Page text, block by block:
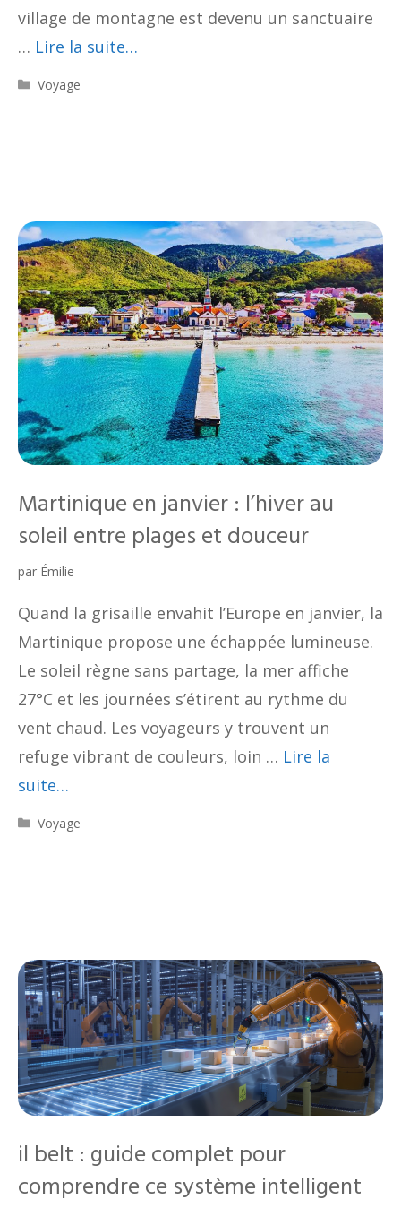
village de montagne est devenu un sanctuaire
… Lire la suite…
Catégories
Voyage
Martinique en janvier : l’hiver au
soleil entre plages et douceur
par Émilie
Quand la grisaille envahit l’Europe en janvier, la
Martinique propose une échappée lumineuse.
Le soleil règne sans partage, la mer affiche
27°C et les journées s’étirent au rythme du
vent chaud. Les voyageurs y trouvent un
refuge vibrant de couleurs, loin … Lire la
suite…
Catégories
Voyage
il belt : guide complet pour
comprendre ce système intelligent